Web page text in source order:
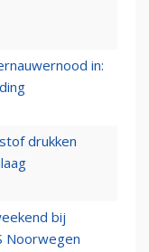
in:
drukken
bij
Noorwegen